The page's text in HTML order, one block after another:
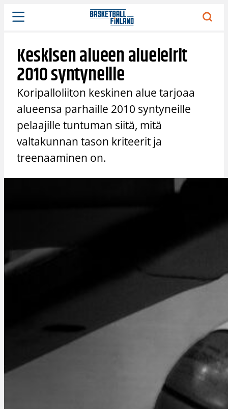
Siirry
sisältöön
Keskisen alueen alueleirit
2010 syntyneille
Koripalloliiton keskinen alue tarjoaa
alueensa parhaille 2010 syntyneille
pelaajille tuntuman siitä, mitä
valtakunnan tason kriteerit ja
treenaaminen on.